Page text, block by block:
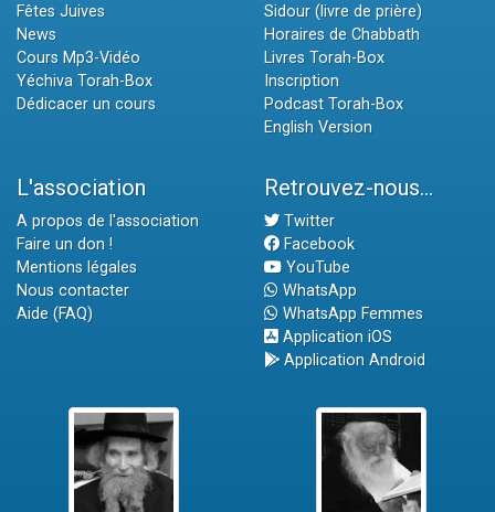
Fêtes Juives
News
Cours Mp3-Vidéo
Yéchiva Torah-Box
Dédicacer un cours
Sidour (livre de prière)
Horaires de Chabbath
Livres Torah-Box
Inscription
Podcast Torah-Box
English Version
L'association
A propos de l'association
Faire un don !
Mentions légales
Nous contacter
Aide (FAQ)
Retrouvez-nous...
Twitter
Facebook
YouTube
WhatsApp
WhatsApp Femmes
Application iOS
Application Android